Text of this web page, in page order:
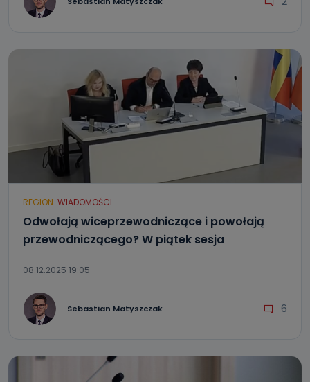
REGION WIADOMOŚCI
Odwołają wiceprzewodniczące i powołają
przewodniczącego? W piątek sesja
08.12.2025 19:05
Sebastian Matyszczak 6